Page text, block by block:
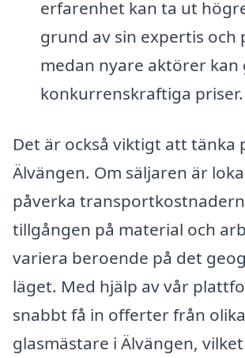
erfarenhet kan ta ut
grund av sin expertis och
medan nyare aktörer kan
konkurrenskraftiga priser.
Det är också viktigt att tänka
Älvängen. Om säljaren är
påverka
tillgången på material och
variera beroende på det
läget. Med hjälp av vår
snabbt få in offerter från olika
glasmästare i Älvängen,